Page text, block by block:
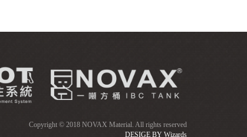
Copyright © 2018 NOVAX Material. All rights reserved
DESIGE BY Wizards